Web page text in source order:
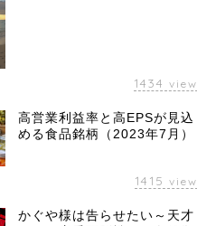
1434 view
高営業利益率と高EPSが見込
める食品銘柄（2023年7月）
1415 view
かぐや様は告らせたい～天才